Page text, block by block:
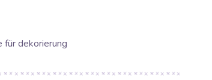
für dekorierung